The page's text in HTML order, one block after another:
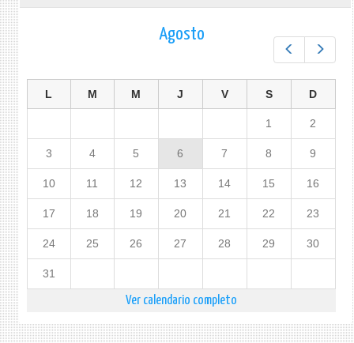
Agosto
L M M J V S D
1 2
3 4 5 6 7 8 9
10 11 12 13 14 15 16
17 18 19 20 21 22 23
24 25 26 27 28 29 30
31
Ver calendario completo